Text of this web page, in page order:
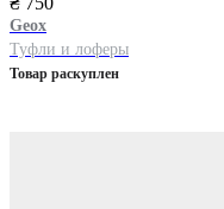
Geox
Туфли и лоферы
Товар раскуплен